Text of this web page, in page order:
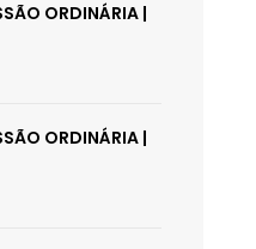
ORDINÁRIA |
ORDINÁRIA |